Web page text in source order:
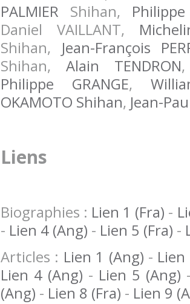
PALMIER Shihan,
Daniel VAILLANT,
Shihan, Jean-François
Shihan, Alain TENDRON
Philippe GRANGE,
OKAMOTO Shihan, Jean-
Liens
Biographies : Lien 1 (Fra) -
- Lien 4 (Ang) - Lien 5 (Fra) -
Articles : Lien 1 (Ang) -
Lien 4 (Ang) - Lien 5 (Ang)
(Ang) - Lien 8 (Fra) - Lien 9